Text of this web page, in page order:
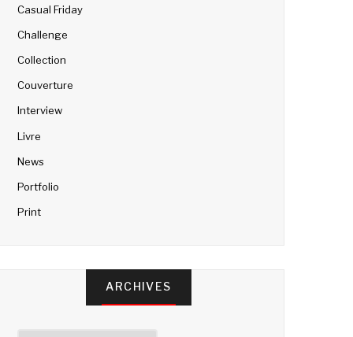
Casual Friday
Challenge
Collection
Couverture
Interview
Livre
News
Portfolio
Print
ARCHIVES